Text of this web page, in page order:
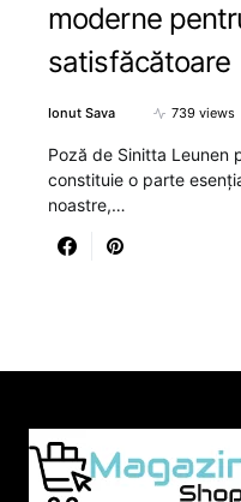
moderne
satisfăcătoare
Ionut Sava 739 views
Poză de Sinitta Leunen
constituie o parte
noastre,…